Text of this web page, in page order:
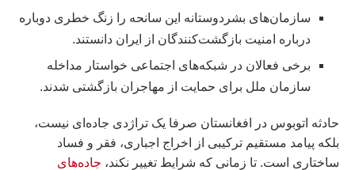
سازمان‌های بشردوستانه این سانحه را زنگ خطری دوباره
درباره امنیت بازگشت‌کنندگان از ایران دانستند.
برخی فعالان در شبکه‌های اجتماعی خواستار مداخله
سازمان ملل برای حمایت از مهاجران بازگشتی شدند.
حادثه اتوبوس در افغانستان صرفا یک تراژدی جاده‌ای نیست،
بلکه پیامد مستقیم ترکیبی از اخراج اجباری، فقر و فساد
ساختاری است. تا زمانی که شرایط تغییر نکند، جاده‌های